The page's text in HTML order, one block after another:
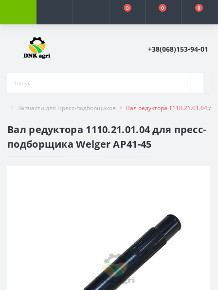
0 0 0
+38(068)153-94-01
Запчасти для Пресс-подборщиков Вал редуктора 1110.21.01.04
Вал редуктора 1110.21.01.04 для пресс-
подборщика Welger AP41-45